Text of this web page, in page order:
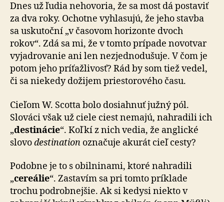
Dnes už ľudia nehovoria, že sa most dá postaviť
za dva roky. Ochotne vyhlasujú, že jeho stavba
sa uskutoční „v časovom horizonte dvoch
rokov“. Zdá sa mi, že v tomto prípade novotvar
vyjadrovanie ani len nezjednodušuje. V čom je
potom jeho príťažlivosť? Rád by som tiež vedel,
či sa niekedy dožijem priestorového času.
Cieľom W. Scotta bolo dosiahnuť južný pól.
Slováci však už ciele ciest nemajú, nahradili ich
„destinácie“. Koľkí z nich vedia, že anglické
slovodestination označuje akurát cieľ cesty?
Podobne je to s obilninami, ktoré nahradili
„cereálie“. Zastavím sa pri tomto príklade
trochu podrobnejšie. Ak si kedysi niekto v